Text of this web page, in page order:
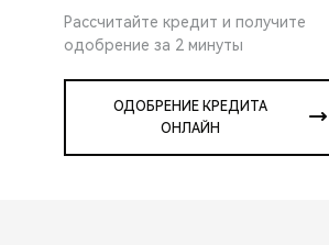
Рассчитайте кредит и получите
одобрение за 2 минуты
ОДОБРЕНИЕ КРЕДИТА
ОНЛАЙН